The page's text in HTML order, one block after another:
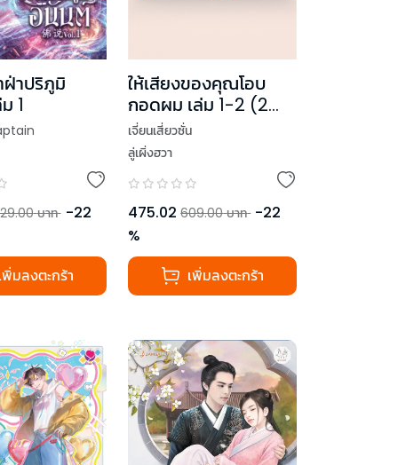
ฝ่าปริภูมิ
1
บาท -22
พิ่มลงตะกร้า
ให้เสียงของคุณโอบ
กอดผม เล่ม 1-2 (2
เล่มจบ)
เจี่ยนเสี่ยวซั่น
ลู่เผิ่งฮวา
475.02 609.00 บาท -22
%
เพิ่มลงตะกร้า